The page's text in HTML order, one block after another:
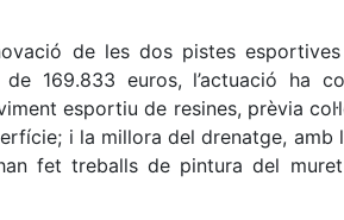
de les dos pistes
de 169.833 euros, l’actuació ha
esportiu de resines, prèvia
i la millora del drenatge, amb
fet treballs de pintura del